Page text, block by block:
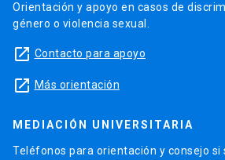
Orientación y apoyo en casos de
género o violencia sexual.
launch Contacto para apoyo
launch Más orientación
MEDIACIÓN UNIVERSITARIA
Teléfonos para orientación y consejo si